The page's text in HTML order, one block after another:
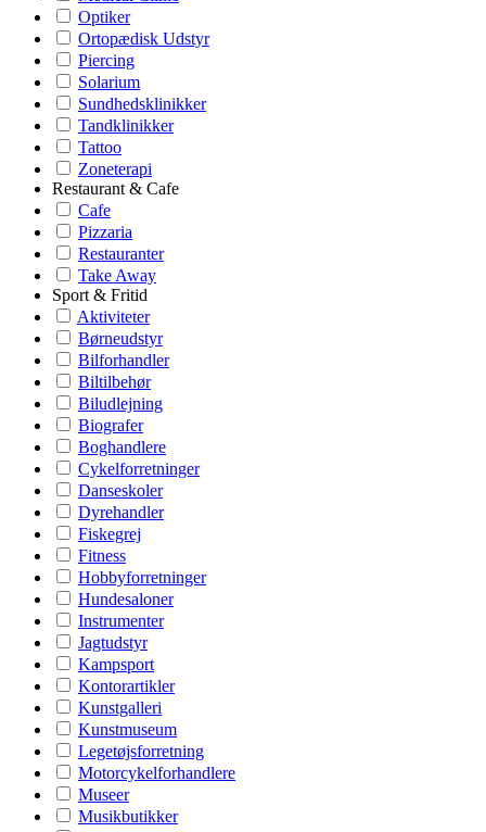
Optiker
Ortopædisk Udstyr
Piercing
Solarium
Sundhedsklinikker
Tandklinikker
Tattoo
Zoneterapi
Restaurant & Cafe
Cafe
Pizzaria
Restauranter
Take Away
Sport & Fritid
Aktiviteter
Børneudstyr
Bilforhandler
Biltilbehør
Biludlejning
Biografer
Boghandlere
Cykelforretninger
Danseskoler
Dyrehandler
Fiskegrej
Fitness
Hobbyforretninger
Hundesaloner
Instrumenter
Jagtudstyr
Kampsport
Kontorartikler
Kunstgalleri
Kunstmuseum
Legetøjsforretning
Motorcykelforhandlere
Museer
Musikbutikker